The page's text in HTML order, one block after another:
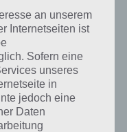
an unserem
Internetseiten ist
Sofern eine
unseres
in
jedoch eine
Daten